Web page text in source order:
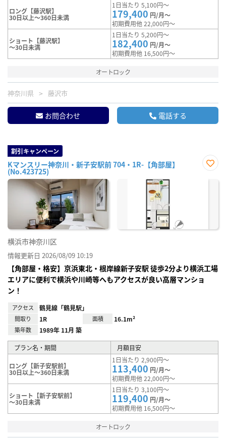
ロング【藤沢駅】
30日以上～360日未満
1日当たり 5,100円～
179,400 円/月～
初期費用他 22,000円～
ショート【藤沢駅】
～30日未満
1日当たり 5,200円～
182,400 円/月～
初期費用他 16,500円～
オートロック
神奈川県 藤沢市
お問合わせ 電話する
割引キャンペーン
Kマンスリー神奈川・新子安駅前 704・1R-【角部屋】
(No.423725)
に入
横浜市神奈川区
情報更新日 2026/08/09 10:19
【角部屋・格安】京浜東北・根岸線新子安駅 徒歩2分より横浜工場
エリアに便利で横浜や川崎等へもアクセスが良い高層マンショ
ン！
アクセス 鶴見線「鶴見駅」
間取り 1R 面積 16.1m²
築年数 1989年 11月 築
プラン名・期間 月額目安
ロング【新子安駅前】
30日以上～360日未満
1日当たり 2,900円～
113,400 円/月～
初期費用他 22,000円～
ショート【新子安駅前】
～30日未満
1日当たり 3,100円～
119,400 円/月～
初期費用他 16,500円～
オートロック